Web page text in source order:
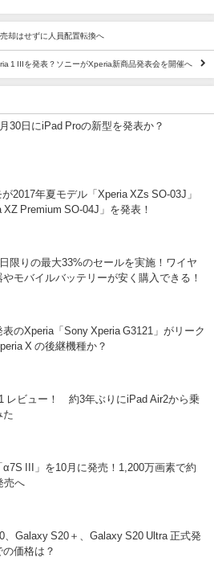
却はせずに人員配置転換へ
1 IIIを発表？ソニーがXperia新商品発表会を開催へ
30日にiPad Proの新型を発表か？
2017年夏モデル「Xperia XZs SO-03J」
XZ Premium SO-04J」を発表！
限りの最大33%のセールを実施！ワイヤ
やモバイルバッテリーが安く購入できる！
表のXperia「Sony Xperia G3121」がリーク
X の後継機種か？
レビュー！ 約3年ぶりにiPad Air2から乗
た
α7S III」を10月に発売！1,200万画素で約
売へ
、Galaxy S20＋、Galaxy S20 Ultra 正式発
価格は？